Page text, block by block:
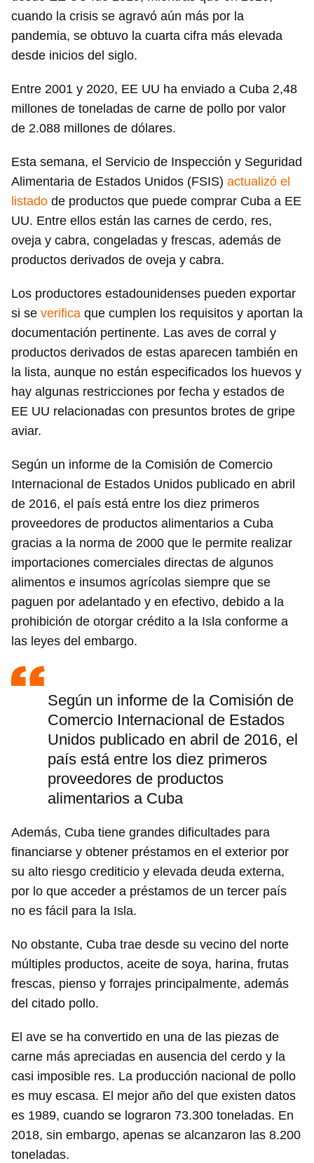
Guardar como favorito
Para poder guardar como favorito, primero has de
iniciar sesión con tu cuenta de 14ymedio.
cuando la crisis se agravó aún más por la
pandemia, se obtuvo la cuarta cifra más elevada
desde inicios del siglo.
Entre 2001 y 2020, EE UU ha enviado a Cuba 2,48
millones de toneladas de carne de pollo por valor
de 2.088 millones de dólares.
Esta semana, el Servicio de Inspección y Seguridad
Alimentaria de Estados Unidos (FSIS) actualizó el
listado de productos que puede comprar Cuba a EE
UU. Entre ellos están las carnes de cerdo, res,
oveja y cabra, congeladas y frescas, además de
productos derivados de oveja y cabra.
Los productores estadounidenses pueden exportar
si se verifica que cumplen los requisitos y aportan la
documentación pertinente. Las aves de corral y
productos derivados de estas aparecen también en
la lista, aunque no están especificados los huevos y
hay algunas restricciones por fecha y estados de
EE UU relacionadas con presuntos brotes de gripe
aviar.
Según un informe de la Comisión de Comercio
Internacional de Estados Unidos publicado en abril
de 2016, el país está entre los diez primeros
proveedores de productos alimentarios a Cuba
gracias a la norma de 2000 que le permite realizar
importaciones comerciales directas de algunos
alimentos e insumos agrícolas siempre que se
paguen por adelantado y en efectivo, debido a la
prohibición de otorgar crédito a la Isla conforme a
las leyes del embargo.
Según un informe de la Comisión de
Comercio Internacional de Estados
Unidos publicado en abril de 2016, el
país está entre los diez primeros
proveedores de productos
alimentarios a Cuba
Además, Cuba tiene grandes dificultades para
financiarse y obtener préstamos en el exterior por
su alto riesgo crediticio y elevada deuda externa,
por lo que acceder a préstamos de un tercer país
no es fácil para la Isla.
No obstante, Cuba trae desde su vecino del norte
múltiples productos, aceite de soya, harina, frutas
frescas, pienso y forrajes principalmente, además
del citado pollo.
El ave se ha convertido en una de las piezas de
carne más apreciadas en ausencia del cerdo y la
casi imposible res. La producción nacional de pollo
es muy escasa. El mejor año del que existen datos
es 1989, cuando se lograron 73.300 toneladas. En
2018, sin embargo, apenas se alcanzaron las 8.200
toneladas.